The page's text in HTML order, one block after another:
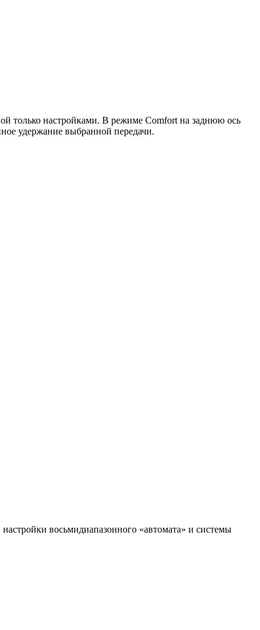
только настройками. В режиме Comfort на заднюю ось
удержание выбранной передачи.
восьмидиапазонного «автомата» и системы